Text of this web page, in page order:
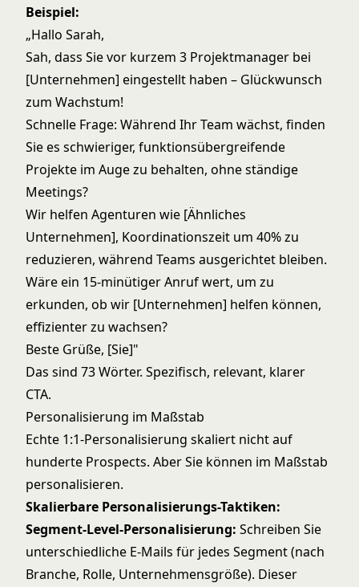
Beispiel:
„Hallo Sarah,
Sah, dass Sie vor kurzem 3 Projektmanager bei
[Unternehmen] eingestellt haben – Glückwunsch
zum Wachstum!
Schnelle Frage: Während Ihr Team wächst, finden
Sie es schwieriger, funktionsübergreifende
Projekte im Auge zu behalten, ohne ständige
Meetings?
Wir helfen Agenturen wie [Ähnliches
Unternehmen], Koordinationszeit um 40% zu
reduzieren, während Teams ausgerichtet bleiben.
Wäre ein 15-minütiger Anruf wert, um zu
erkunden, ob wir [Unternehmen] helfen können,
effizienter zu wachsen?
Beste Grüße, [Sie]"
Das sind 73 Wörter. Spezifisch, relevant, klarer
CTA.
Personalisierung im Maßstab
Echte 1:1-Personalisierung skaliert nicht auf
hunderte Prospects. Aber Sie können im Maßstab
personalisieren.
Skalierbare Personalisierungs-Taktiken:
Segment-Level-Personalisierung: Schreiben Sie
unterschiedliche E-Mails für jedes Segment (nach
Branche, Rolle, Unternehmensgröße). Dieser